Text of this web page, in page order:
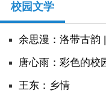
校园文学
余思漫：洛带古韵
唐心雨：彩色的校
王东：乡情